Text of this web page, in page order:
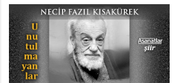
Tahlil Denemesi...
Meral Yağmur
Eski Bir Şiir...